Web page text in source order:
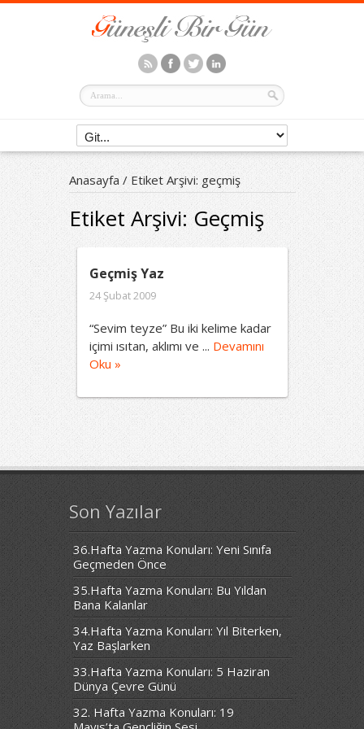
Anasayfa / Etiket Arşivi: geçmiş
Etiket Arşivi:Geçmiş
Geçmiş Yaz
24 Şubat 2009
“Sevim teyze” Bu iki kelime kadar
içimi ısıtan, aklımı ve ... Devamını
Oku »
Son Yazılar
36.Hafta Yazma Konuları: Yeni Sınıfa
Geçmeden Önce
35.Hafta Yazma Konuları: Bu Yıldan
Bana Kalanlar
34.Hafta Yazma Konuları: Yıl Biterken,
Yaz Başlarken
33.Hafta Yazma Konuları: 5 Haziran
Dünya Çevre Günü
32. Hafta Yazma Konuları: 19